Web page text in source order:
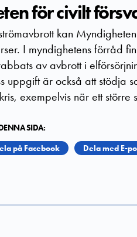
för civilt
kan
I myndighetens förråd
av avbrott i
uppgift är också att stödja
exempelvis när ett större
SIDA:
på Facebook Dela med E-